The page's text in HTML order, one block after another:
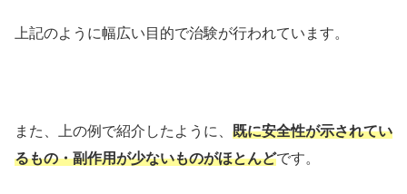
上記のように幅広い目的で治験が行われています。
また、上の例で紹介したように、 既に安全性が示されてい
るもの・副作用が少ないものがほとんどです。